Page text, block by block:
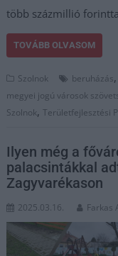
több százmillió
TOVÁBB OLVASOM
Szolnok beruházás,
megyei jogú városok
Szolnok,Területfejlesztési
Ilyen még a
palacsintákkal
Zagyvarékason
2025.03.16. Farkas